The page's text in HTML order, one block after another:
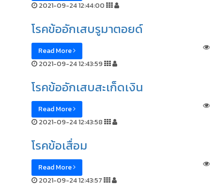
2021-09-24 12:44:00
โรคข้ออักเสบรูมาตอยด์
Read More
2021-09-24 12:43:59
โรคข้ออักเสบสะเก็ดเงิน
Read More
2021-09-24 12:43:58
โรคข้อเสื่อม
Read More
2021-09-24 12:43:57